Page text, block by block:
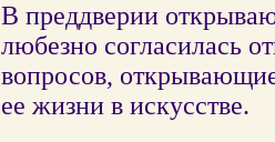
В преддверии
любезно согласилась
вопросов,
ее жизни в искусстве.